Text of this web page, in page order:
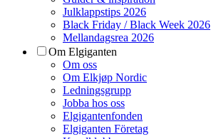
Julklappstips 2026
Black Friday / Black Week 2026
Mellandagsrea 2026
Om Elgiganten
Om oss
Om Elkjøp Nordic
Ledningsgrupp
Jobba hos oss
Elgigantenfonden
Elgiganten Företag